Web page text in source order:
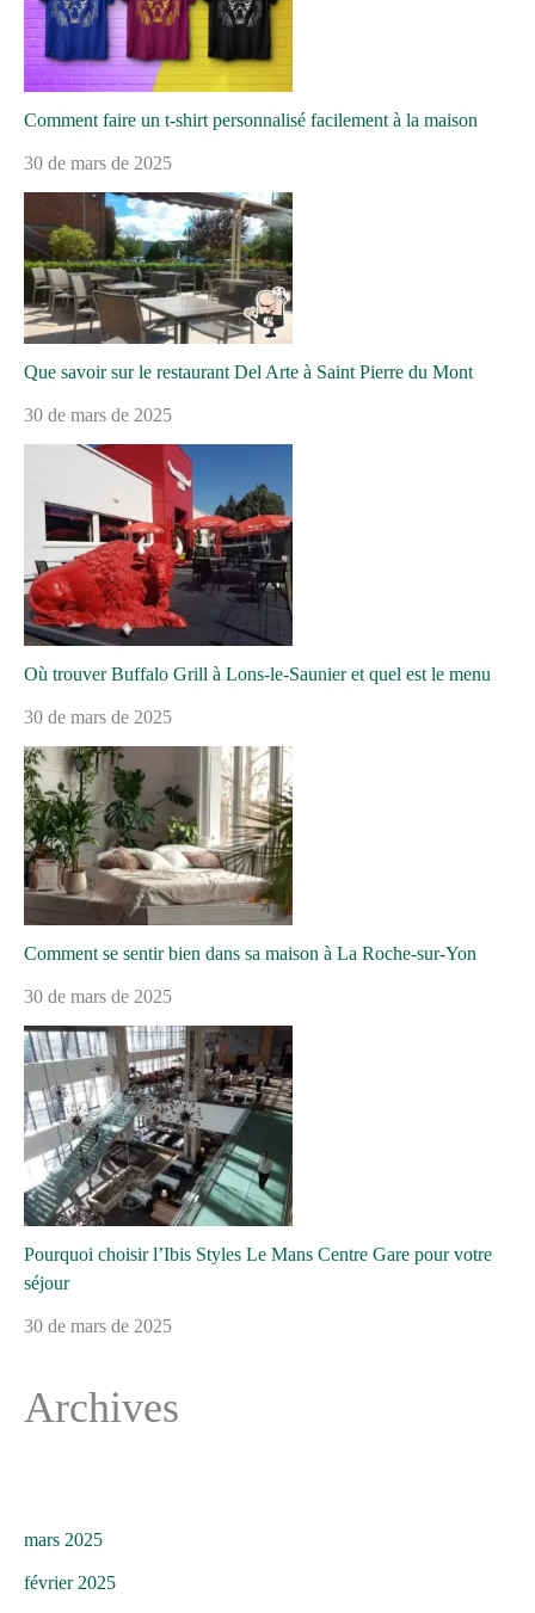
Comment faire un t-shirt personnalisé facilement à la maison
30 de mars de 2025
Que savoir sur le restaurant Del Arte à Saint Pierre du Mont
30 de mars de 2025
Où trouver Buffalo Grill à Lons-le-Saunier et quel est le menu
30 de mars de 2025
Comment se sentir bien dans sa maison à La Roche-sur-Yon
30 de mars de 2025
Pourquoi choisir l’Ibis Styles Le Mans Centre Gare pour votre
séjour
30 de mars de 2025
Archives
mars 2025
février 2025